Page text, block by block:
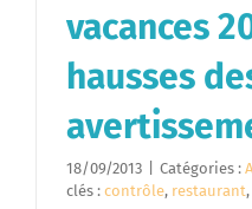
vacances
hausses
18/09/2013 Catégories :
clés : contrôle, restaurant,